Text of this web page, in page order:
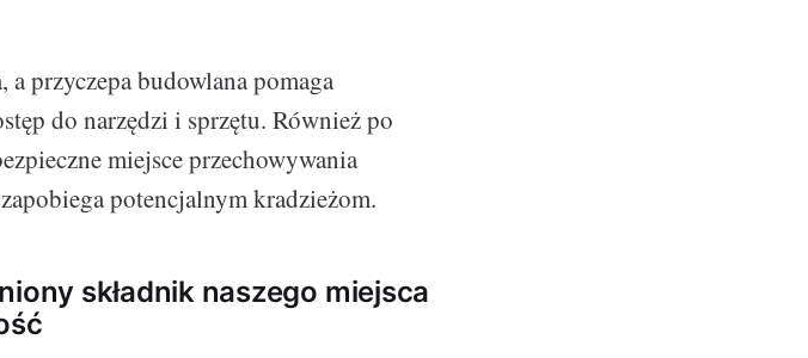
przyczepa budowlana pomaga
do narzędzi i sprzętu. Również po
miejsce przechowywania
potencjalnym kradzieżom.
składnik naszego miejsca